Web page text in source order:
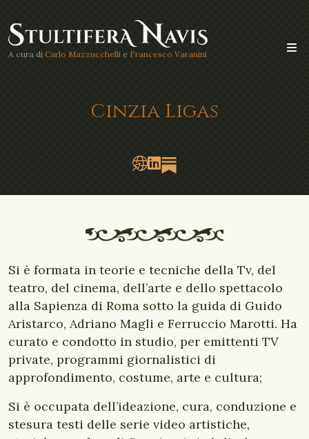
A cura di Carlo Mazzucchelli e Francesco Varanini
Cinzia Ligas
Si è formata in teorie e tecniche della Tv, del
teatro, del cinema, dell’arte e dello spettacolo
alla Sapienza di Roma sotto la guida di Guido
Aristarco, Adriano Magli e Ferruccio Marotti. Ha
curato e condotto in studio, per emittenti TV
private, programmi giornalistici di
approfondimento, costume, arte e cultura;
Si è occupata dell’ideazione, cura, conduzione e
stesura testi delle serie video artistiche,